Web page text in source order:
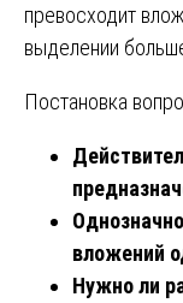
превосходит
выделении
Постановка
вложений
Нужно ли